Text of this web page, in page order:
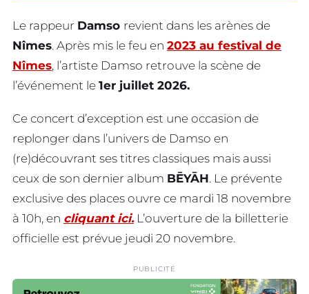
Le rappeur Damso revient dans les arènes de
Nîmes. Après mis le feu en 2023 au festival de
Nîmes, l’artiste Damso retrouve la scène de
l’événement le 1er juillet 2026.
Ce concert d’exception est une occasion de
replonger dans l’univers de Damso en
(re)découvrant ses titres classiques mais aussi
ceux de son dernier album BĒYĀH. Le prévente
exclusive des places ouvre ce mardi 18 novembre
à 10h, en cliquant ici.L’ouverture de la billetterie
officielle est prévue jeudi 20 novembre.
PUBLICITÉ